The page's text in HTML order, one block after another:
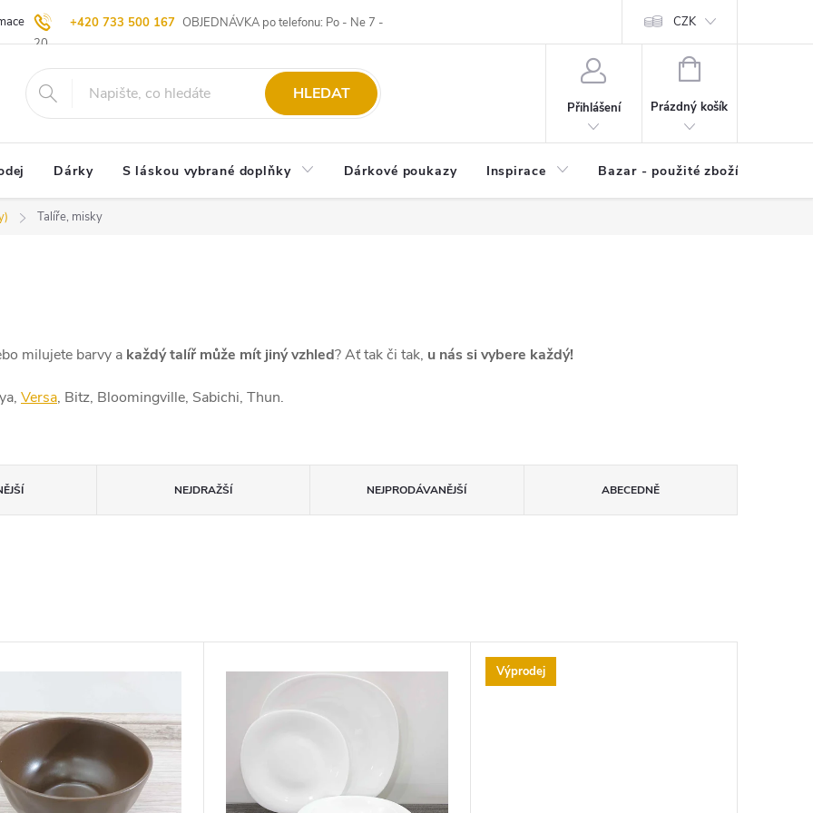
+420 733 500 167 OBJEDNÁVKA po telefonu: Po - Ne 7 -
20
| Vrácení zboží Blog 20 let u Starých Komisní prodej | Výkup zboží Kvalita zboží Spolupráce |
CZK
HLEDAT
Přihlášení
NÁKUPNÍ
Prázdný košík
Dárky S láskou vybrané doplňky Dárkové poukazy Inspirace Bazar - použité zboží
Talíře, misky
milujete barvy a každý talíř může mít jiný vzhled? Ať tak či tak, u nás si vybere každý!
Versa, Bitz, Bloomingville, Sabichi, Thun.
NEJDRAŽŠÍ NEJPRODÁVANĚJŠÍ ABECEDNĚ
Výprodej